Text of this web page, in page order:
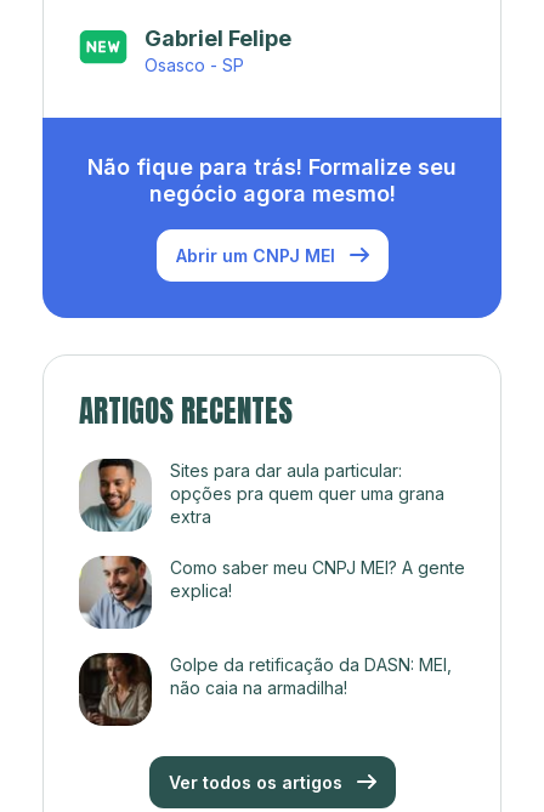
Japa’s açaí e sorveteria
Rio de Janeiro - RJ
Não fique para trás! Formalize seu
negócio agora mesmo!
Abrir um CNPJ MEI
ARTIGOS RECENTES
Sites para dar aula particular:
opções pra quem quer uma grana
extra
Como saber meu CNPJ MEI? A gente
explica!
Golpe da retificação da DASN: MEI,
não caia na armadilha!
Ver todos os artigos